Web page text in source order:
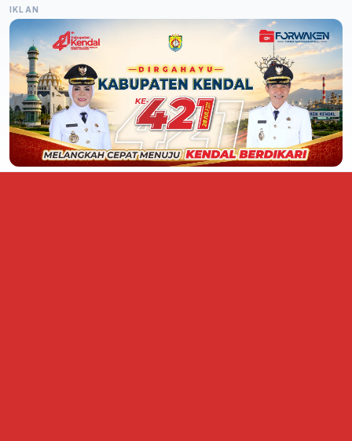
IKLAN